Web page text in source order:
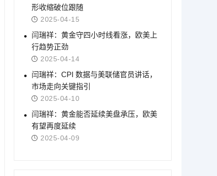
形收缩破位跟随
2025-04-15
闫瑞祥：黄金守四小时线看涨，欧美上
行趋势正劲
2025-04-14
闫瑞祥：CPI 数据与美联储官员讲话，
市场走向关键指引
2025-04-10
闫瑞祥：黄金能否延续美盘承压，欧美
有望再度延续
2025-04-09